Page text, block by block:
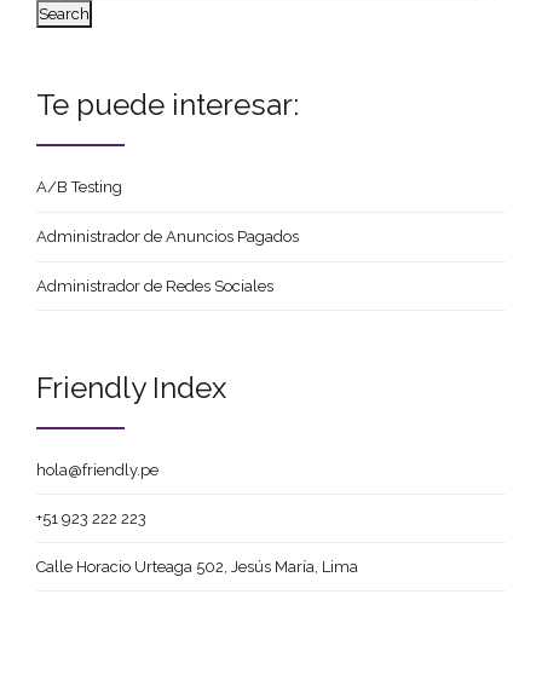
Search
Te puede interesar:
A/B Testing
Administrador de Anuncios Pagados
Administrador de Redes Sociales
Friendly Index
hola@friendly.pe
+51 923 222 223
Calle Horacio Urteaga 502, Jesús María, Lima